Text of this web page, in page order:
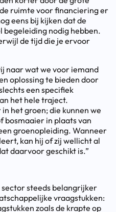
ruimte voor financiering er
eens bij kijken dat de
begeleiding nodig hebben.
de tijd die je ervoor
naar wat we voor iemand
oplossing te bieden door
een specifiek
het hele traject.
het groen; die kunnen we
bosmaaier in plaats van
groenopleiding. Wanneer
kan hij of zij wellicht al
daarvoor geschikt is.”
sector steeds belangrijker
vraagstukken:
zoals de krapte op